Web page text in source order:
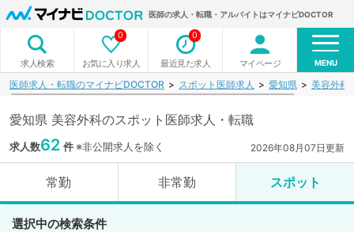
医師の求人・転職・アルバイトはマイナビDOCTOR
求人検索 お気に入り求人
0
最近見た求人
0
マイページ MENU
医師求人・転職のマイナビDOCTOR スポット医師求人 愛知県 美容外科
愛知県 美容外科のスポット医師求人・転職
求人数62 件※非公開求人を除く 2026年08月07日更新
常勤 非常勤 スポット
選択中の検索条件